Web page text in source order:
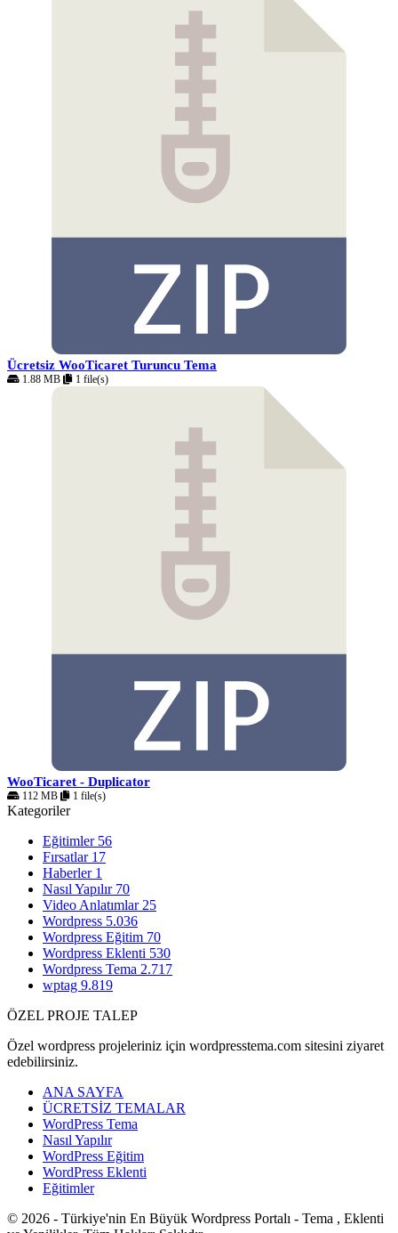
Ücretsiz WooTicaret Turuncu Tema
1.88 MB 1 file(s)
WooTicaret - Duplicator
112 MB 1 file(s)
Kategoriler
Eğitimler 56
Fırsatlar 17
Haberler 1
Nasıl Yapılır 70
Video Anlatımlar 25
Wordpress 5.036
Wordpress Eğitim 70
Wordpress Eklenti 530
Wordpress Tema 2.717
wptag 9.819
ÖZEL PROJE TALEP
Özel wordpress projeleriniz için wordpresstema.com sitesini ziyaret
edebilirsiniz.
ANA SAYFA
ÜCRETSİZ TEMALAR
WordPress Tema
Nasıl Yapılır
WordPress Eğitim
WordPress Eklenti
Eğitimler
© 2026 - Türkiye'nin En Büyük Wordpress Portalı - Tema , Eklenti